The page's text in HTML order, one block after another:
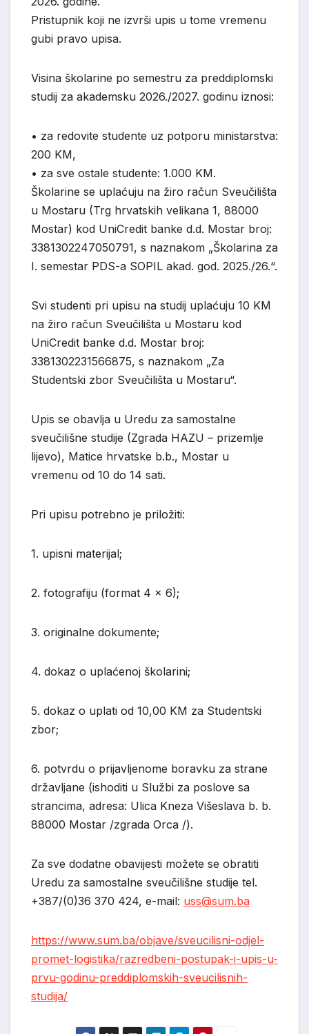
Pristupnik koji ne izvrši upis u tome vremenu
gubi pravo upisa.
Visina školarine po semestru za preddiplomski
studij za akademsku 2026./2027. godinu iznosi:
• za redovite studente uz potporu ministarstva:
200 KM,
• za sve ostale studente: 1.000 KM.
Školarine se uplaćuju na žiro račun Sveučilišta
u Mostaru (Trg hrvatskih velikana 1, 88000
Mostar) kod UniCredit banke d.d. Mostar broj:
3381302247050791, s naznakom „Školarina za
I. semestar PDS-a SOPIL akad. god. 2025./26.“.
Svi studenti pri upisu na studij uplaćuju 10 KM
na žiro račun Sveučilišta u Mostaru kod
UniCredit banke d.d. Mostar broj:
3381302231566875, s naznakom „Za
Studentski zbor Sveučilišta u Mostaru“.
Upis se obavlja u Uredu za samostalne
sveučilišne studije (Zgrada HAZU – prizemlje
lijevo), Matice hrvatske b.b., Mostar u
vremenu od 10 do 14 sati.
Pri upisu potrebno je priložiti:
1. upisni materijal;
2. fotografiju (format 4 x 6);
3. originalne dokumente;
4. dokaz o uplaćenoj školarini;
5. dokaz o uplati od 10,00 KM za Studentski
zbor;
6. potvrdu o prijavljenome boravku za strane
državljane (ishoditi u Službi za poslove sa
strancima, adresa: Ulica Kneza Višeslava b. b.
88000 Mostar /zgrada Orca /).
Za sve dodatne obavijesti možete se obratiti
Uredu za samostalne sveučilišne studije tel.
+387/(0)36 370 424, e-mail: uss@sum.ba
https://www.sum.ba/objave/sveucilisni-odjel-
promet-logistika/razredbeni-postupak-i-upis-u-
prvu-godinu-preddiplomskih-sveucilisnih-
studija/